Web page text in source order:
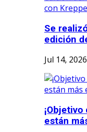
Se
edición
Jul 14, 2026
están